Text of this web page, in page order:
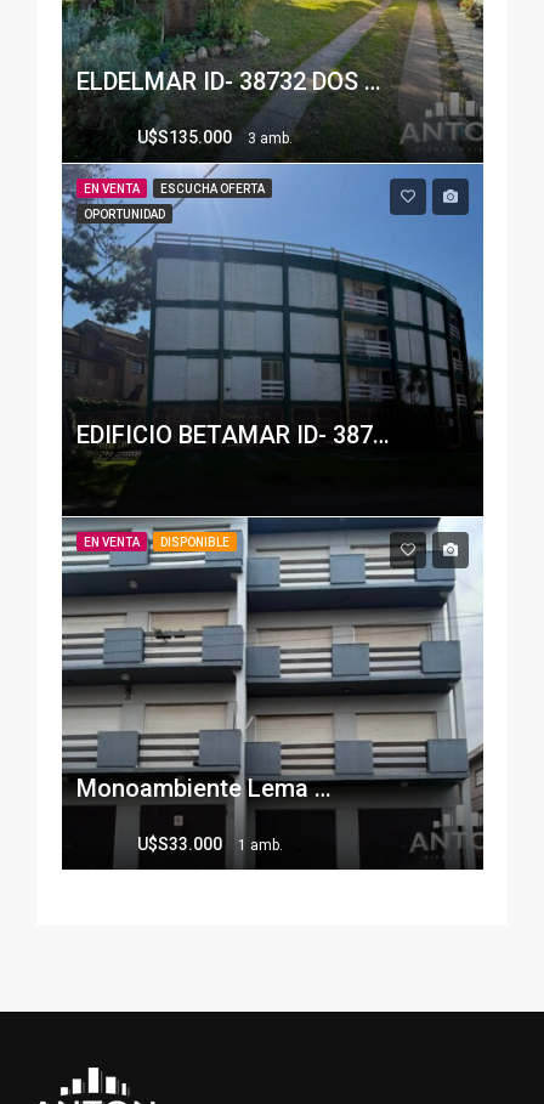
ELDELMAR ID- 38732 DOS UNIDADES FUNCIONALES
U$S135.000 3 amb.
EN VENTA
ESCUCHA OFERTA
OPORTUNIDAD
EDIFICIO BETAMAR ID- 38712
EN VENTA DISPONIBLE
Monoambiente Lema ID- 38693
U$S33.000 1 amb.